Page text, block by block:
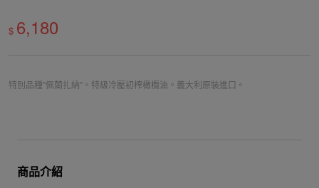
$ 6,180
特別品種"佩蘭扎納"。特級冷壓初榨橄欖油。義大利原裝進口。
商品介紹